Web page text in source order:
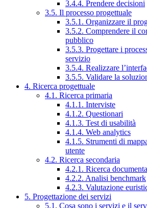
3.4.4. Prendere decisioni
3.5. Il processo progettuale
3.5.1. Organizzare il
3.5.2. Comprendere il
pubblico
3.5.3. Progettare i
servizio
3.5.4. Realizzare
3.5.5. Validare la
4. Ricerca progettuale
4.1. Ricerca primaria
4.1.1. Interviste
4.1.2. Questionari
4.1.3. Test di usabilità
4.1.4. Web analytics
4.1.5. Strumenti di
utente
4.2. Ricerca secondaria
4.2.1. Ricerca
4.2.2. Analisi benchmark
4.2.3. Valutazione
5. Progettazione dei servizi
5.1. Cosa sono i servizi e il